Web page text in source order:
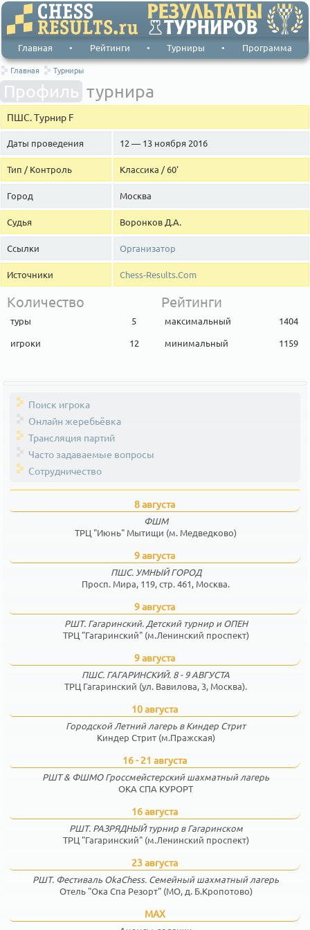
Главная • Рейтинги • Турниры • Программа
Главная Турниры
Профиль турнира
ПШС. Турнир F
Даты проведения 12 — 13 ноября 2016
Тип / Контроль Классика / 60'
Город Москва
Судья Воронков Д.А.
Ссылки Организатор
Источники Chess-Results.Com
Количество
туры
5
игроки
12
Рейтинги
максимальный
1404
минимальный
1159
Поиск игрока
Онлайн жеребьёвка
Трансляция партий
Часто задаваемые вопросы
Сотрудничество
8 августа
ФШМ
ТРЦ "Июнь" Мытищи (м. Медведково)
9 августа
ПШС. УМНЫЙ ГОРОД
Просп. Мира, 119, стр. 461, Москва.
9 августа
РШТ. Гагаринский. Детский турнир и ОПЕН
ТРЦ "Гагаринский" (м.Ленинский проспект)
9 августа
ПШС. ГАГАРИНСКИЙ. 8 - 9 АВГУСТА
ТРЦ Гагаринский (ул. Вавилова, 3, Москва).
10 августа
Городской Летний лагерь в Киндер Стрит
Киндер Стрит (м.Пражская)
16 - 21 августа
РШТ & ФШМО Гроссмейстерский шахматный лагерь
ОКА СПА КУРОРТ
16 августа
РШТ. РАЗРЯДНЫЙ турнир в Гагаринском
ТРЦ "Гагаринский" (м.Ленинский проспект)
23 августа
РШТ. Фестиваль OkaChess. Семейный шахматный лагерь
Отель "Ока Спа Резорт" (МО, д. Б.Кропотово)
MAX